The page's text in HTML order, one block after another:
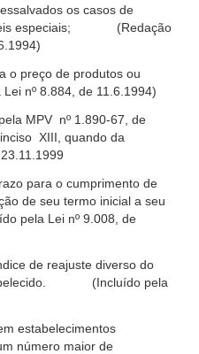
os casos de
leis especiais; (Redação
o preço de produtos ou
8.884, de 11.6.1994)
MPV nº 1.890-67, de
XIII, quando da
para o cumprimento de
de seu termo inicial a seu
Lei nº 9.008, de
de reajuste diverso do
(Incluído pela
estabelecimentos
número maior de